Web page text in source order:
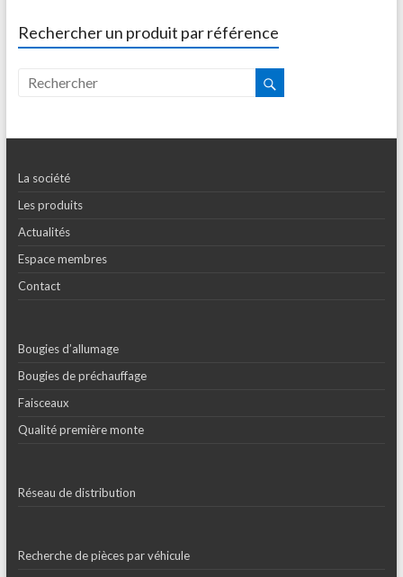
Rechercher un produit par référence
La société
Les produits
Actualités
Espace membres
Contact
Bougies d’allumage
Bougies de préchauffage
Faisceaux
Qualité première monte
Réseau de distribution
Recherche de pièces par véhicule